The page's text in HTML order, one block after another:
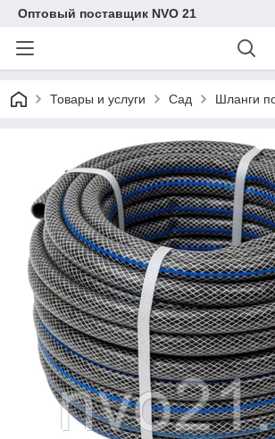
Оптовый поставщик NVO 21
Товары и услуги Сад Шланги